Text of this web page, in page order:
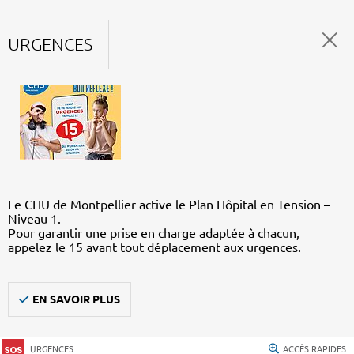
URGENCES
Le CHU de Montpellier active le Plan Hôpital en Tension –
Niveau 1.
Pour garantir une prise en charge adaptée à chacun,
appelez le 15 avant tout déplacement aux urgences.
EN SAVOIR PLUS
URGENCES ACCÈS RAPIDES